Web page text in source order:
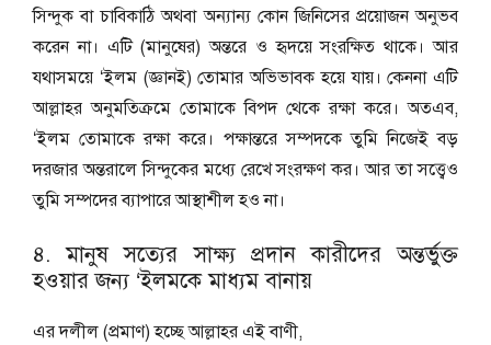
সিন্দুক বা চাবিকাঠি অথবা অন্যান্য কোন জিনিসের প্রয়োজন অনুভব
করেন না। এটি (মানুষের) অন্তরে ও হৃদয়ে সংরক্ষিত থাকে। আর
যথাসময়ে ‘ইলম (জ্ঞানই) তোমার অভিভাবক হয়ে যায়। কেননা এটি
আল্লাহর অনুমতিক্রমে তোমাকে বিপদ থেকে রক্ষা করে। অতএব,
‘ইলম তোমাকে রক্ষা করে। পক্ষান্তরে সম্পদকে তুমি নিজেই বড়
দরজার অন্তরালে সিন্দুকের মধ্যে রেখে সংরক্ষণ কর। আর তা সত্ত্বেও
তুমি সম্পদের ব্যাপারে আস্থাশীল হও না।
৪. মানুষ সত্যের সাক্ষ্য প্রদান কারীদের অন্তর্ভুক্ত
হওয়ার জন্য ‘ইলমকে মাধ্যম বানায়
এর দলীল (প্রমাণ) হচ্ছে আল্লাহর এই বাণী,